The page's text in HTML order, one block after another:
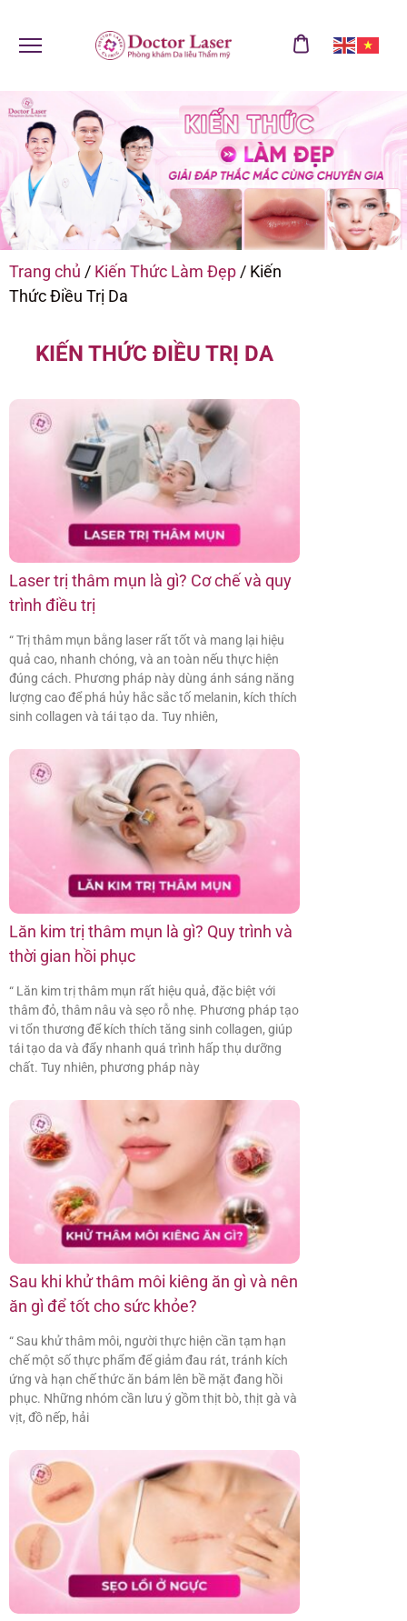
Trang chủ / Kiến Thức Làm Đẹp / Kiến
Thức Điều Trị Da
KIẾN THỨC ĐIỀU TRỊ DA
Laser trị thâm mụn là gì? Cơ chế và quy
trình điều trị
“ Trị thâm mụn bằng laser rất tốt và mang lại hiệu
quả cao, nhanh chóng, và an toàn nếu thực hiện
đúng cách. Phương pháp này dùng ánh sáng năng
lượng cao để phá hủy hắc sắc tố melanin, kích thích
sinh collagen và tái tạo da. Tuy nhiên,
Lăn kim trị thâm mụn là gì? Quy trình và
thời gian hồi phục
“ Lăn kim trị thâm mụn rất hiệu quả, đặc biệt với
thâm đỏ, thâm nâu và sẹo rỗ nhẹ. Phương pháp tạo
vi tổn thương để kích thích tăng sinh collagen, giúp
tái tạo da và đẩy nhanh quá trình hấp thụ dưỡng
chất. Tuy nhiên, phương pháp này
Sau khi khử thâm môi kiêng ăn gì và nên
ăn gì để tốt cho sức khỏe?
“ Sau khử thâm môi, người thực hiện cần tạm hạn
chế một số thực phẩm để giảm đau rát, tránh kích
ứng và hạn chế thức ăn bám lên bề mặt đang hồi
phục. Những nhóm cần lưu ý gồm thịt bò, thịt gà và
vịt, đồ nếp, hải